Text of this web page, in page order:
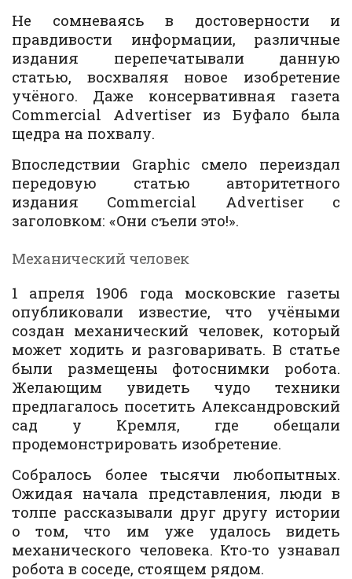
Не сомневаясь в достоверности и
правдивости информации, различные
издания перепечатывали данную
статью, восхваляя новое изобретение
учёного. Даже консервативная газета
Commercial Advertiser из Буфало была
щедра на похвалу.
Впоследствии Graphic смело переиздал
передовую статью авторитетного
издания Commercial Advertiser с
заголовком: «Они съели это!».
Механический человек
1 апреля 1906 года московские газеты
опубликовали известие, что учёными
создан механический человек, который
может ходить и разговаривать. В статье
были размещены фотоснимки робота.
Желающим увидеть чудо техники
предлагалось посетить Александровский
сад у Кремля, где обещали
продемонстрировать изобретение.
Собралось более тысячи любопытных.
Ожидая начала представления, люди в
толпе рассказывали друг другу истории
о том, что им уже удалось видеть
механического человека. Кто-то узнавал
робота в соседе, стоящем рядом.